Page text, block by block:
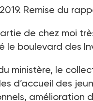
Remise du
de chez moi
le boulevard des
ministère, le
d’accueil des
amélioration